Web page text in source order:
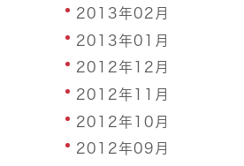
2013年02月
2013年01月
2012年12月
2012年11月
2012年10月
2012年09月